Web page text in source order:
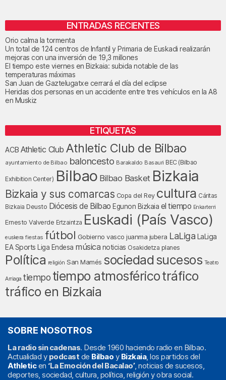
ENTRADAS RECIENTES
Orio calma la tormenta
Un total de 124 centros de Infantil y Primaria de Euskadi realizarán
mejoras con una inversión de 19,3 millones
El tiempo este viernes en Bizkaia: subida notable de las
temperaturas máximas
San Juan de Gaztelugatxe cerrará el día del eclipse
Heridas dos personas en un accidente entre tres vehículos en la A8
en Muskiz
ETIQUETAS
ACB Athletic Club Athletic Club de Bilbao
ayuntamiento de Bilbao baloncesto Barakaldo Basauri BEC (Bilbao
Exhibition Center) Bilbao Bilbao Basket Bizkaia
Bizkaia y sus comarcas Copa del Rey cultura Cáritas
Bizkaia Deusto Diócesis de Bilbao Egunon Bizkaia el tiempo Enkarterri
Ernesto Valverde Ertzaintza Euskadi (País Vasco)
euskera fiestas fútbol Gobierno vasco juanma jubera LaLiga LaLiga
EA Sports Liga Endesa música noticias Osakidetza planes
Política religión San Mamés sociedad sucesos Teatro
Arriaga tiempo tiempo atmosféricotráfico
tráfico en Bizkaia
SOBRE NOSOTROS
La radio sin cadenas. Desde 1960 haciendo radio en Bilbao.
Actualidad y podcast de Bilbao y Bizkaia, los partidos del
Athleticen ‘La Emoción del Bacalao’, noticias de sucesos,
deportes, sociedad, cultura, política, religión y obra social.